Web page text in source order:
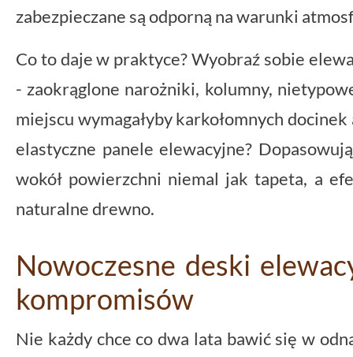
zabezpieczane są odporną na warunki
Co to daje w praktyce? Wyobraź sobie
- zaokrąglone narożniki, kolumny,
miejscu wymagałyby karkołomnych
elastyczne panele elewacyjne?
wokół powierzchni niemal jak tapeta, a
naturalne drewno.
Nowoczesne deski
kompromisów
Nie każdy chce co dwa lata bawić się w